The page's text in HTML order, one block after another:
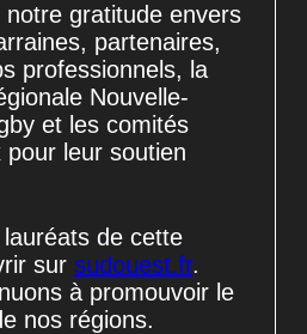
notre gratitude envers
partenaires,
professionnels, la
Nouvelle-
et les comités
leur soutien
de cette
sur sudouest.fr.
à promouvoir le
nos régions.